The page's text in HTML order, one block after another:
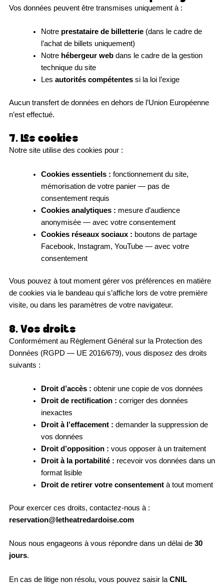
Vos données peuvent être transmises uniquement à :
Notre prestataire de billetterie(dans le cadre de
l’achat de billets uniquement)
Notre hébergeur webdans le cadre de la gestion
technique du site
Les autorités compétentessi la loi l’exige
Aucun transfert de données en dehors de l’Union Européenne
n’est effectué.
7. Les cookies
Notre site utilise des cookies pour :
Cookies essentiels : fonctionnement du site,
mémorisation de votre panier — pas de
consentement requis
Cookies analytiques : mesure d’audience
anonymisée — avec votre consentement
Cookies réseaux sociaux : boutons de partage
Facebook, Instagram, YouTube — avec votre
consentement
Vous pouvez à tout moment gérer vos préférences en matière
de cookies via le bandeau qui s’affiche lors de votre première
visite, ou dans les paramètres de votre navigateur.
8. Vos droits
Conformément au Règlement Général sur la Protection des
Données (RGPD — UE 2016/679), vous disposez des droits
suivants :
Droit d’accès : obtenir une copie de vos données
Droit de rectification : corriger des données
inexactes
Droit à l’effacement : demander la suppression de
vos données
Droit d’opposition : vous opposer à un traitement
Droit à la portabilité : recevoir vos données dans un
format lisible
Droit de retirer votre consentementà tout moment
Pour exercer ces droits, contactez-nous à :
reservation@letheatredardoise.com
Nous nous engageons à vous répondre dans un délai de 30
jours.
En cas de litige non résolu, vous pouvez saisir la CNIL